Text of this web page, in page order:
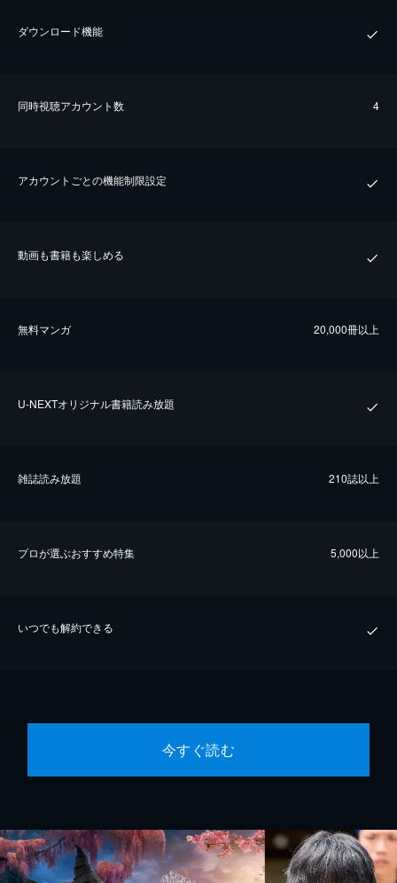
ダウンロード機能
同時視聴アカウント数 4
アカウントごとの機能制限設定
動画も書籍も楽しめる
無料マンガ 20,000冊以上
U-NEXTオリジナル書籍読み放題
雑誌読み放題 210誌以上
プロが選ぶおすすめ特集 5,000以上
いつでも解約できる
今すぐ読む